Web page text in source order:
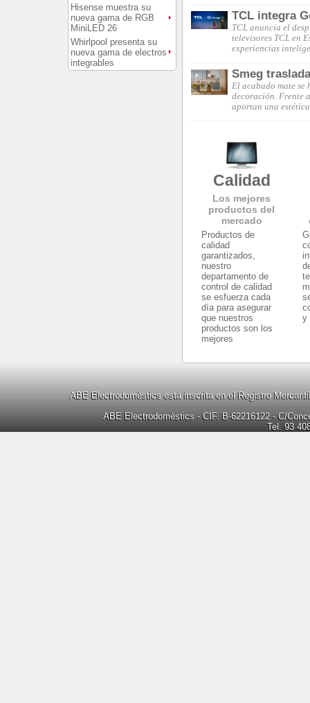
Hisense muestra su
nueva gama de RGB
MiniLED 26
Whirlpool presenta su
nueva gama de electros
integrables
TCL integra
TCL anuncia el
televisores TCL en
experiencias
Smeg
El acabado mate se
decoración. Frente
aportan una
Calidad
Los mejores
productos del
mercado
Productos de
calidad
garantizados,
nuestro
departamento de
control de calidad
se esfuerza cada
día para asegurar
que nuestros
productos son los
mejores
y
ABE Electrodomèstics está inscrita en el Registro
ABE Electrodomèstics - CIF. B-62216122 - C/
Tel. 93